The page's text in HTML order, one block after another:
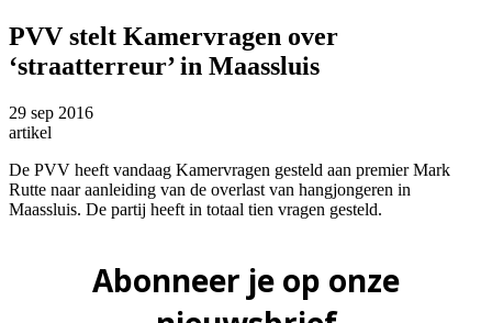
PVV stelt Kamervragen over
‘straatterreur’ in Maassluis
29 sep 2016
artikel
De PVV heeft vandaag Kamervragen gesteld aan premier Mark
Rutte naar aanleiding van de overlast van hangjongeren in
Maassluis. De partij heeft in totaal tien vragen gesteld.